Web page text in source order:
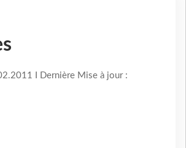
I Dernière Mise à jour :